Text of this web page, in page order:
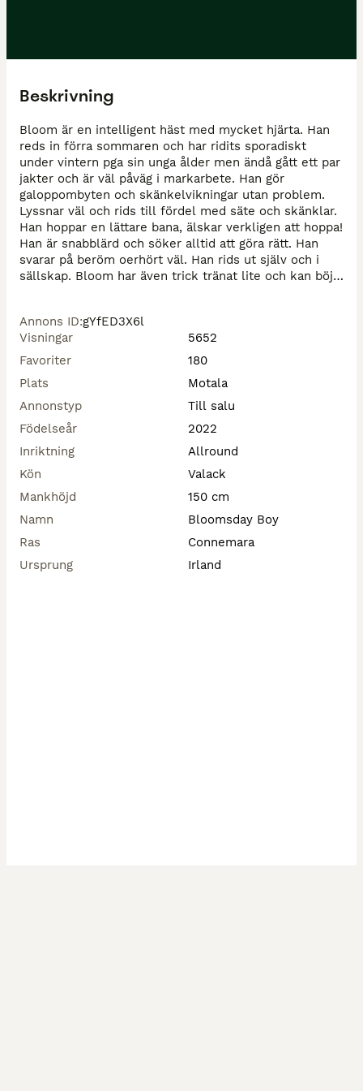
Beskrivning
Bloom är en intelligent häst med mycket hjärta. Han
reds in förra sommaren och har ridits sporadiskt
under vintern pga sin unga ålder men ändå gått ett par
jakter och är väl påväg i markarbete. Han gör
galoppombyten och skänkelvikningar utan problem.
Lyssnar väl och rids till fördel med säte och skänklar.
Han hoppar en lättare bana, älskar verkligen att hoppa!
Han är snabblärd och söker alltid att göra rätt. Han
svarar på beröm oerhört väl. Han rids ut själv och i
sällskap. Bloom har även trick tränat lite och kan böja
Han är framåt under ridning. Han står på våran gård på
Irland. Kontakta mig gärna för mer information och fler
videos.
Annons ID:gYfED3X6l
Visningar
5652
Favoriter
180
Plats
Motala
Annonstyp
Till salu
Födelseår
2022
Inriktning
Allround
Kön
Valack
Mankhöjd
150 cm
Namn
Bloomsday Boy
Ras
Connemara
Ursprung
Irland